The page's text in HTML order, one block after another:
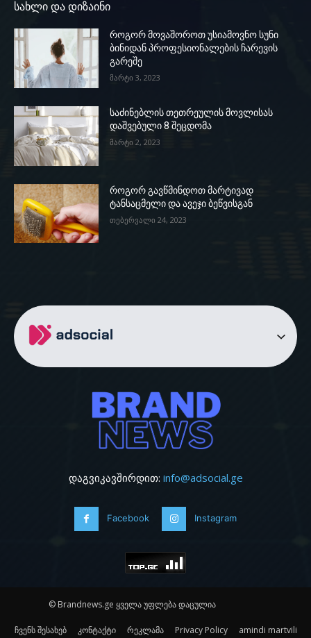
სახლი და დიზაინი
როგორ მოვაშოროთ უსიამოვნო სუნი
ბინიდან პროფესიონალების ჩარევის
გარეშე
მარტი 3, 2023
საძინებლის თეთრეულის მოვლისას
დაშვებული 8 შეცდომა
მარტი 2, 2023
როგორ გავწმინდოთ მარტივად
ტანსაცმელი და ავეჯი ბეწვისგან
თებერვალი 24, 2023
დაგვიკავშირდით: info@adsocial.ge
Facebook Instagram
© Brandnews.ge ყველა უფლება დაცულია
ჩვენს შესახებ კონტაქტი რეკლამა Privacy Policy amindi martvili